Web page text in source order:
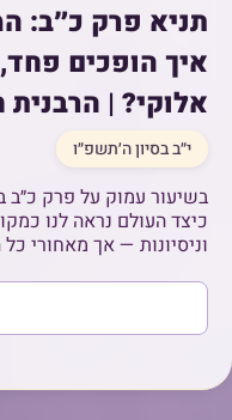
תניא פרק כ״ב:
איך הופכים פחד,
אלוקי? |
י״ב בסיון ה׳תשפ״ו
בשיעור עמוק על פרק כ״ב
כיצד העולם נראה לנו
וניסיונות — אך מאחורי